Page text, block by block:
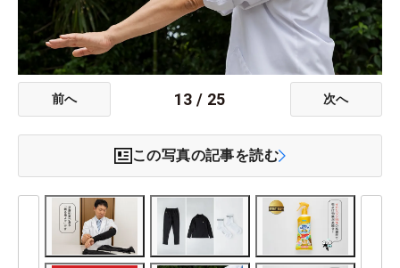
前へ 13 / 25 次へ
この写真の記事を読む